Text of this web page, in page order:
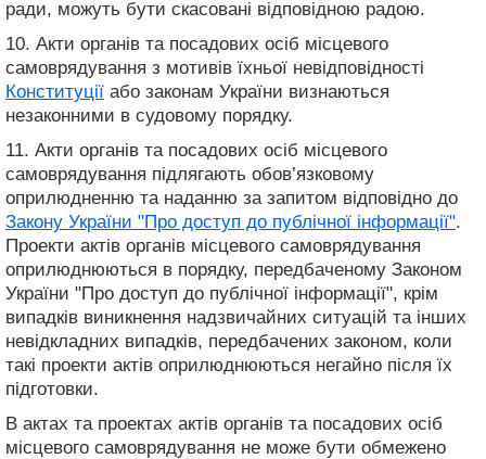
ради, можуть бути скасовані відповідною радою.
10. Акти органів та посадових осіб місцевого
самоврядування з мотивів їхньої невідповідності
Конституції або законам України визнаються
незаконними в судовому порядку.
11. Акти органів та посадових осіб місцевого
самоврядування підлягають обов’язковому
оприлюдненню та наданню за запитом відповідно до
Закону України "Про доступ до публічної інформації".
Проекти актів органів місцевого самоврядування
оприлюднюються в порядку, передбаченому Законом
України "Про доступ до публічної інформації", крім
випадків виникнення надзвичайних ситуацій та інших
невідкладних випадків, передбачених законом, коли
такі проекти актів оприлюднюються негайно після їх
підготовки.
В актах та проектах актів органів та посадових осіб
місцевого самоврядування не може бути обмежено